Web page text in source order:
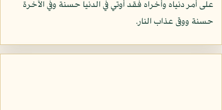
على أمر دنياه وأخراه فقد أوتي في الدنيا حسنة وفي الآخرة
حسنة ووقى عذاب النار.